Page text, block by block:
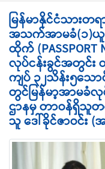
မြန်မာနိုင်ငံသားတ
အသက်အာမခံ(၁)ယူ
ထိုက် (PASSPORT
လုပ်ငန်းခွင်အတွင်
ကျပ် ၃၂သိန်း၅သေ
တွင်မြန်မာ့အာမခံ
ဌာနမှ တာဝန်ရှိ
သူ ဒေါ်ခိုင်ဇာဝင်း